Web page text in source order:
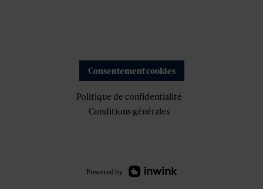
Consentement cookies
Politique de confidentialité
Conditions générales
Powered by